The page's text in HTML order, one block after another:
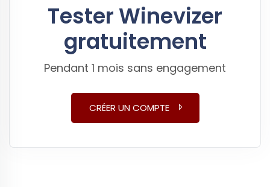
Tester Winevizer
gratuitement
Pendant 1 mois sans engagement
CRÉER UN COMPTE